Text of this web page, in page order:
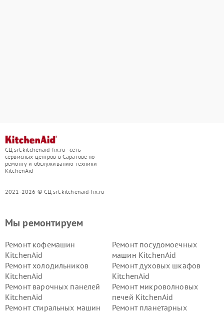
СЦ srt.kitchenaid-fix.ru - сеть
сервисных центров в Саратове по
ремонту и обслуживанию техники
KitchenAid
2021-2026 © СЦ srt.kitchenaid-fix.ru
Мы ремонтируем
Ремонт кофемашин
KitchenAid
Ремонт посудомоечных
машин KitchenAid
Ремонт холодильников
KitchenAid
Ремонт духовых шкафов
KitchenAid
Ремонт варочных панелей
KitchenAid
Ремонт микроволновых
печей KitchenAid
Ремонт стиральных машин
Ремонт планетарных